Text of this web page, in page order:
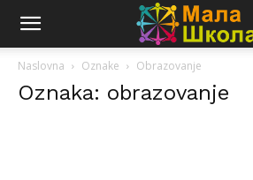
Naslovna Oznake Obrazovanje
Oznaka: obrazovanje